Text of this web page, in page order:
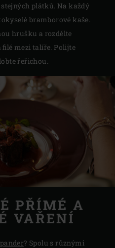
plátků. Na každý
bramborové kaše.
hrušku a rozdělte
mezi talíře. Polijte
řeřichou.
PŘÍMÉ A
VAŘENÍ
? Spolu s různými